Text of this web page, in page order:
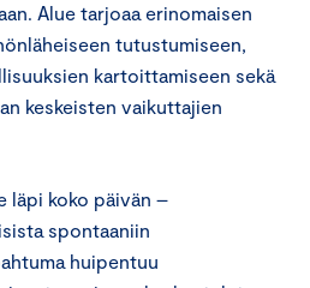
Alue tarjoaa erinomaisen
tutustumiseen,
kartoittamiseen sekä
keskeisten vaikuttajien
läpi koko päivän –
spontaaniin
huipentuu